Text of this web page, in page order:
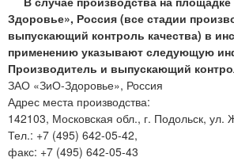
Здоровье», Россия (все стадии
выпускающий контроль качества) в
применению указывают следующую
Производитель и выпускающий
ЗАО «ЗиО-Здоровье», Россия
Адрес места производства:
142103, Московская обл., г. Подольск,
Тел.: +7 (495) 642-05-42,
факс: +7 (495) 642-05-43